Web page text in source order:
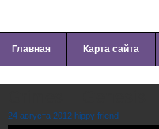
Главная Карта сайта
24 августа 2012 hippy friend